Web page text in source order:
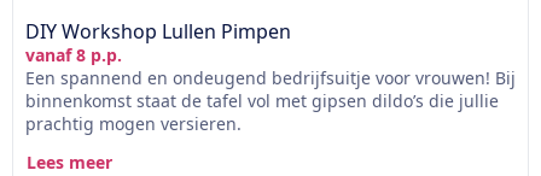
DIY Workshop Lullen Pimpen
vanaf 8 p.p.
Een spannend en ondeugend bedrijfsuitje voor vrouwen! Bij
binnenkomst staat de tafel vol met gipsen dildo’s die jullie
prachtig mogen versieren.
Lees meer